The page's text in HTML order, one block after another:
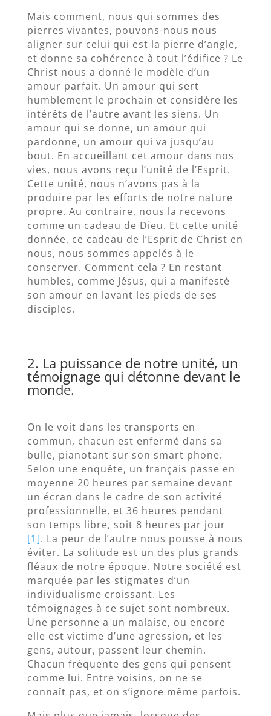
Mais comment, nous qui sommes des
pierres vivantes, pouvons-nous nous
aligner sur celui qui est la pierre d’angle,
et donne sa cohérence à tout l’édifice ? Le
Christ nous a donné le modèle d’un
amour parfait. Un amour qui sert
humblement le prochain et considère les
intérêts de l’autre avant les siens. Un
amour qui se donne, un amour qui
pardonne, un amour qui va jusqu’au
bout. En accueillant cet amour dans nos
vies, nous avons reçu l’unité de l’Esprit.
Cette unité, nous n’avons pas à la
produire par les efforts de notre nature
propre. Au contraire, nous la recevons
comme un cadeau de Dieu. Et cette unité
donnée, ce cadeau de l’Esprit de Christ en
nous, nous sommes appelés à le
conserver. Comment cela ? En restant
humbles, comme Jésus, qui a manifesté
son amour en lavant les pieds de ses
disciples.
2. La puissance de notre unité, un
témoignage qui détonne devant le
monde.
On le voit dans les transports en
commun, chacun est enfermé dans sa
bulle, pianotant sur son smart phone.
Selon une enquête, un français passe en
moyenne 20 heures par semaine devant
un écran dans le cadre de son activité
professionnelle, et 36 heures pendant
son temps libre, soit 8 heures par jour
[1]. La peur de l’autre nous pousse à nous
éviter. La solitude est un des plus grands
fléaux de notre époque. Notre société est
marquée par les stigmates d’un
individualisme croissant. Les
témoignages à ce sujet sont nombreux.
Une personne a un malaise, ou encore
elle est victime d’une agression, et les
gens, autour, passent leur chemin.
Chacun fréquente des gens qui pensent
comme lui. Entre voisins, on ne se
connaît pas, et on s’ignore même parfois.